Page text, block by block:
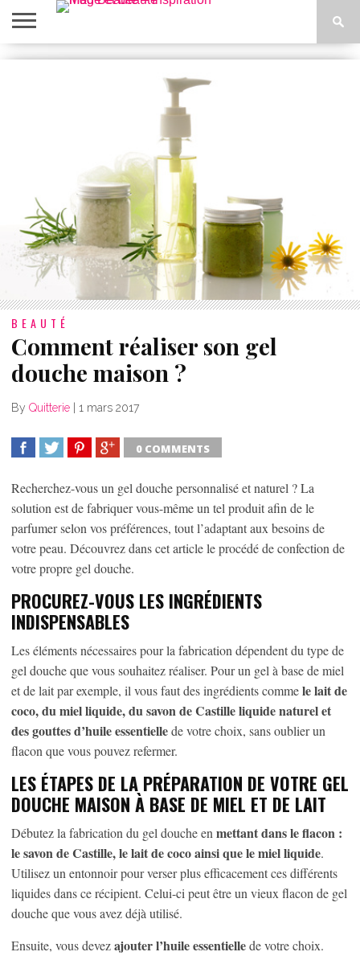
ACCUEIL
BEAUTÉ
Comment réaliser son gel
douche maison ?
By Quitterie 1 mars 2017
0 COMMENTS
Recherchez-vous un gel douche personnalisé et naturel ? La
solution est de fabriquer vous-même un tel produit afin de le
parfumer selon vos préférences, tout l’adaptant aux besoins de
votre peau. Découvrez dans cet article le procédé de confection de
votre propre gel douche.
PROCUREZ-VOUS LES INGRÉDIENTS
INDISPENSABLES
Les éléments nécessaires pour la fabrication dépendent du type de
gel douche que vous souhaitez réaliser. Pour un gel à base de miel
et de lait par exemple, il vous faut des ingrédients commele lait de
coco, du miel liquide, du savon de Castille liquide naturel et
des gouttes d’huile essentiellede votre choix, sans oublier un
flacon que vous pouvez refermer.
LES ÉTAPES DE LA PRÉPARATION DE VOTRE GEL
DOUCHE MAISON À BASE DE MIEL ET DE LAIT
Débutez la fabrication du gel douche en mettant dans le flacon :
le savon de Castille, le lait de coco ainsi que le miel liquide.
Utilisez un entonnoir pour verser plus efficacement ces différents
liquides dans ce récipient. Celui-ci peut être un vieux flacon de gel
douche que vous avez déjà utilisé.
Ensuite, vous devezajouter l’huile essentiellede votre choix.